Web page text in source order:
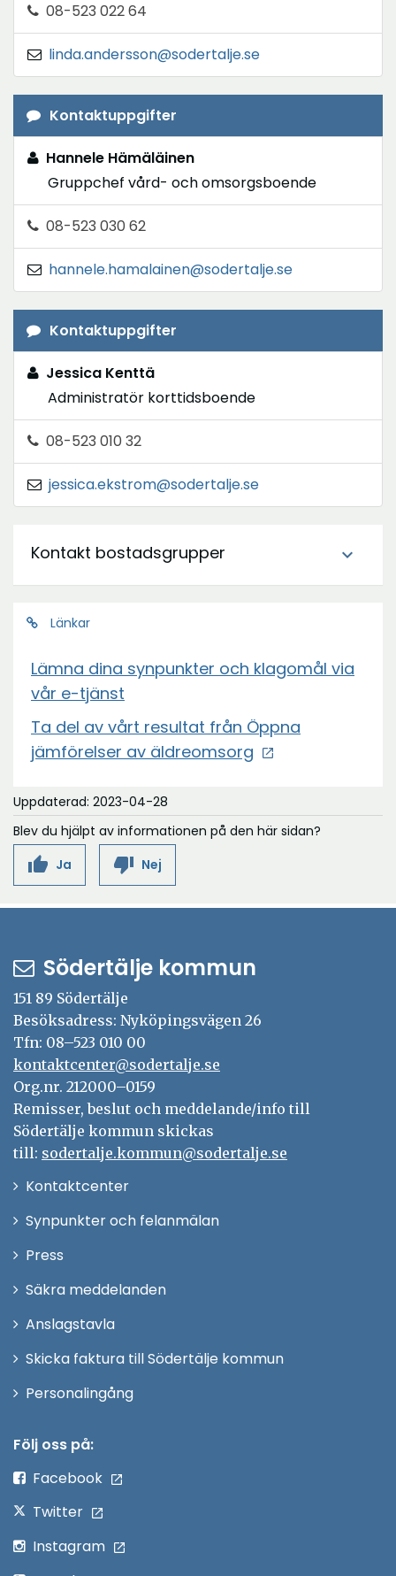
08-523 022 64
linda.andersson@sodertalje.se
Kontaktuppgifter
Hannele Hämäläinen
Gruppchef vård- och omsorgsboende
08-523 030 62
hannele.hamalainen@sodertalje.se
Kontaktuppgifter
Jessica Kenttä
Administratör korttidsboende
08-523 010 32
jessica.ekstrom@sodertalje.se
Kontakt bostadsgrupper expand_more
Länkar
Lämna dina synpunkter och klagomål via
vår e-tjänst
Ta del av vårt resultat från Öppna
jämförelser av äldreomsorg
Uppdaterad: 2023-04-28
Blev du hjälpt av informationen på den här sidan?
thumb_up Ja thumb_down Nej
Södertälje kommun
151 89 Södertälje
Besöksadress: Nyköpingsvägen 26
Tfn: 08–523 010 00
kontaktcenter@sodertalje.se
Org.nr. 212000–0159
Remisser, beslut och meddelande/info till
Södertälje kommun skickas
till: sodertalje.kommun@sodertalje.se
KontaktcenterÖppna
Synpunkter och felanmälan
Press
fönster
Säkra meddelanden
Anslagstavla
Skicka faktura till Södertälje kommun
PersonalingångÖppna
Följ oss på:
Facebook
Twitter
Instagram